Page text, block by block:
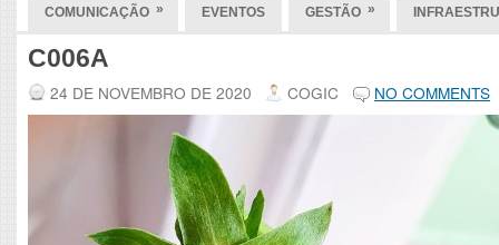
COMUNICAÇÃO » EVENTOS GESTÃO »
C006A
24 DE NOVEMBRO DE 2020 COGIC NO COMMENTS